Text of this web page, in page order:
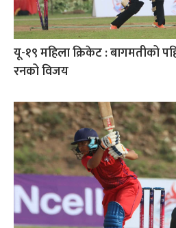
यू-१९ महिला क्रिकेट : बागमतीको
रनको विजय